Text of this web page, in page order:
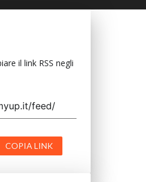
il link RSS negli
COPIA LINK